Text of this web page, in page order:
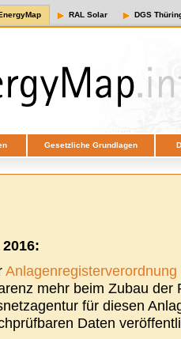
RAL Solar DGS
Gesetzliche Grundlagen
Anlagenregisterverordnung
mehr beim Zubau der
für diesen
Daten